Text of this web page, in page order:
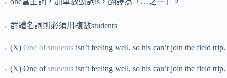
→ 群體名詞則必須用複數students
→ (X) One of students isn’t feeling well, so his can’t join the field trip.
→ (X) One ofstudents isn’t feeling well, so his can’t join the field trip.